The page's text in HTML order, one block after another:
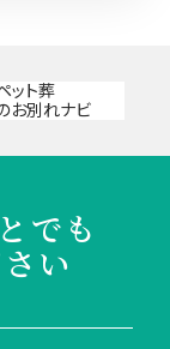
でも
い